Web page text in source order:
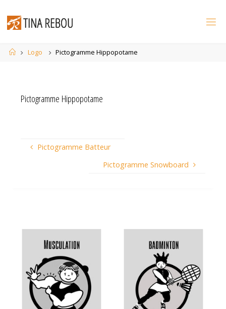
content
HomeLogo Pictogramme Hippopotame
Pictogramme Hippopotame
Pictogramme Batteur
Pictogramme Snowboard